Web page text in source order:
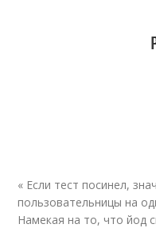
« Если тест посинел,
пользовательницы на
Намекая на то, что йод